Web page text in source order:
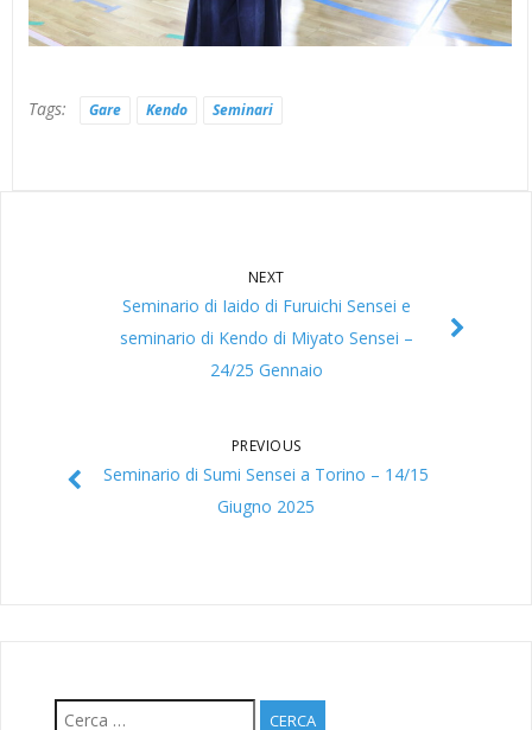
Tags: Gare Kendo Seminari
NEXT
Seminario di Iaido di Furuichi Sensei e
seminario di Kendo di Miyato Sensei –
24/25 Gennaio
PREVIOUS
Seminario di Sumi Sensei a Torino – 14/15
Giugno 2025
Ricerca